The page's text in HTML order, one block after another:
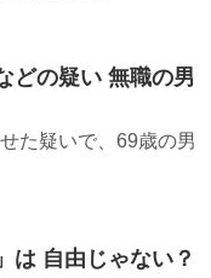
どの疑い 無職の男
た疑いで、69歳の男
は 自由じゃない？